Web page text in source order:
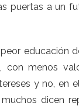
puertas a un
educación
menos
y no, en
dicen